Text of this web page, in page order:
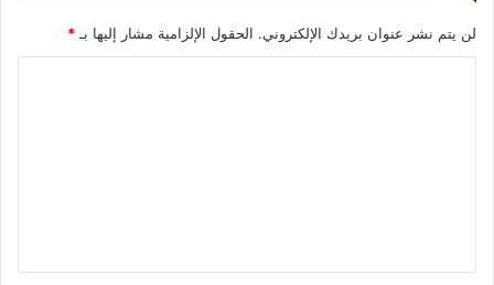
لن يتم نشر عنوان بريدك الإلكتروني. الحقول الإلزامية مشار إليها بـ *
ق